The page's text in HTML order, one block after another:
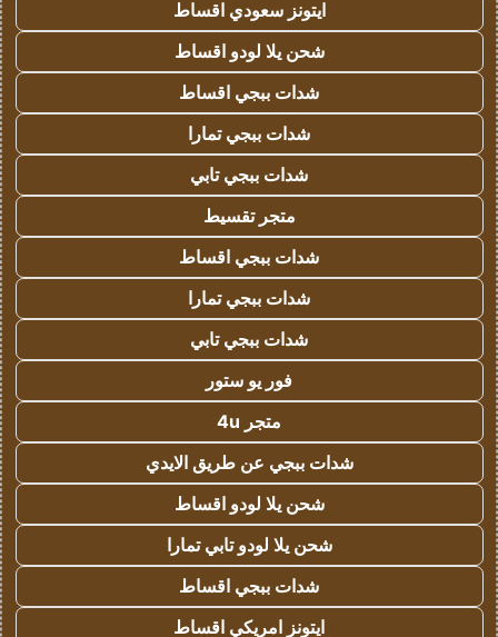
ايتونز سعودي اقساط
شحن يلا لودو اقساط
شدات ببجي اقساط
شدات ببجي تمارا
شدات ببجي تابي
متجر تقسيط
شدات ببجي اقساط
شدات ببجي تمارا
شدات ببجي تابي
فور يو ستور
متجر 4u
شدات ببجي عن طريق الايدي
شحن يلا لودو اقساط
شحن يلا لودو تابي تمارا
شدات ببجي اقساط
ايتونز امريكي اقساط